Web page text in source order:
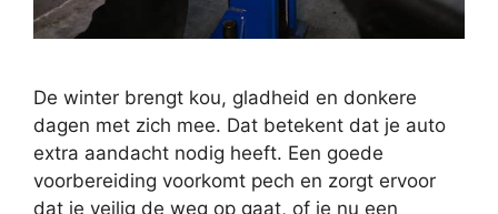
De winter brengt kou, gladheid en donkere
dagen met zich mee. Dat betekent dat je auto
extra aandacht nodig heeft. Een goede
voorbereiding voorkomt pech en zorgt ervoor
dat je veilig de weg op gaat, of je nu een